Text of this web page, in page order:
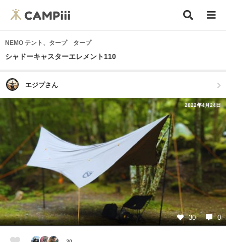
NEMO テント、タープ タープ
シャドーキャスターエレメント110
エジプさん
2022年4月24日
30 0